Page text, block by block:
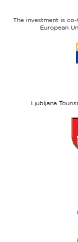
The investment is
European
Ljubljana